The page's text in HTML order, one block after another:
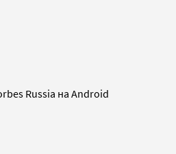
Russia на Android